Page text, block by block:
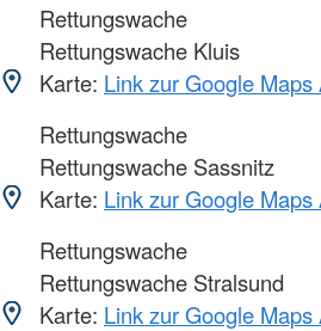
Rettungswache
Rettungswache Kluis
Karte: Link zur Google Maps
Rettungswache
Rettungswache Sassnitz
Karte: Link zur Google Maps
Rettungswache
Rettungswache Stralsund
Karte: Link zur Google Maps